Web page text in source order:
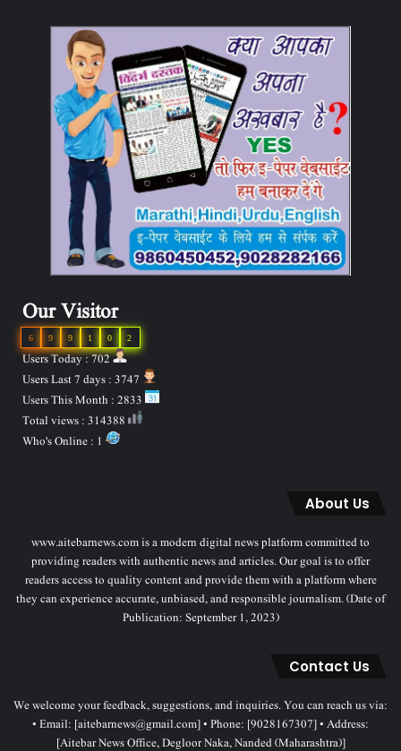
Our Visitor
2
0
1
9
9
6
Users Today : 702
About Us
www.aitebarnews.com is a modern digital news platform committed to
providing readers with authentic news and articles. Our goal is to offer
readers access to quality content and provide them with a platform where
they can experience accurate, unbiased, and responsible journalism. (Date of
Publication: September 1, 2023)
Contact Us
We welcome your feedback, suggestions, and inquiries. You can reach us via:
• Email: [aitebarnews@gmail.com] • Phone: [9028167307] • Address:
[Aitebar News Office, Degloor Naka, Nanded (Maharashtra)]